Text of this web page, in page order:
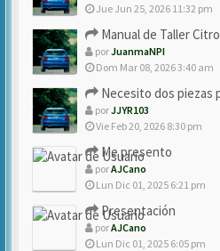
Jue Jun 25, 2026 11:32 pm
Manual de Taller
porJuanmaNPI
Dom Mar 08, 2026 3:40 am
Necesito dos piezas
porJJYR103
Vie Feb 20, 2026 8:30 pm
Me presento
porAJCano
Lun Dic 01, 2025 6:21 pm
Presentación
porAJCano
Lun Dic 01, 2025 6:05 pm